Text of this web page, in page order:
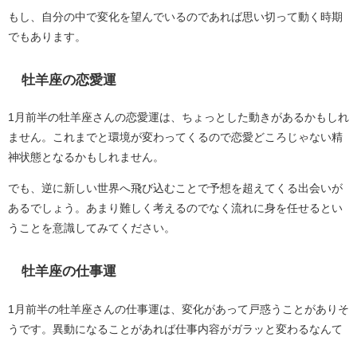
もし、自分の中で変化を望んでいるのであれば思い切って動く時期
でもあります。
牡羊座の恋愛運
1月前半の牡羊座さんの恋愛運は、ちょっとした動きがあるかもしれ
ません。これまでと環境が変わってくるので恋愛どころじゃない精
神状態となるかもしれません。
でも、逆に新しい世界へ飛び込むことで予想を超えてくる出会いが
あるでしょう。あまり難しく考えるのでなく流れに身を任せるとい
うことを意識してみてください。
牡羊座の仕事運
1月前半の牡羊座さんの仕事運は、変化があって戸惑うことがありそ
うです。異動になることがあれば仕事内容がガラッと変わるなんて